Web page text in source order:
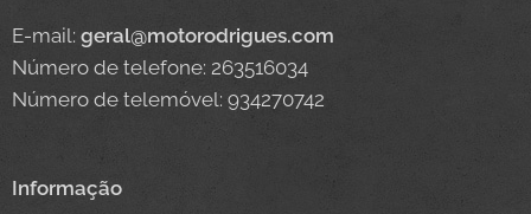
E-mail: geral@motorodrigues.com
Número de telefone: 263516034
Número de telemóvel: 934270742
Informação